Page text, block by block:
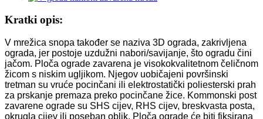
Kratki opis:
V mrežica snopa također se naziva 3D ograda, zakrivljena
ograda, jer postoje uzdužni nabori/savijanje, što ogradu čini
jačom. Ploča ograde zavarena je visokokvalitetnom čeličnom
žicom s niskim ugljikom. Njegov uobičajeni površinski
tretman su vruće pocinčani ili elektrostatički poliesterski prah
za prskanje premaza preko pocinčane žice. Kommonski post
zavarene ograde su SHS cijev, RHS cijev, breskvasta posta,
okrugla cijev ili poseban oblik. Ploča ograde će biti fiksirana